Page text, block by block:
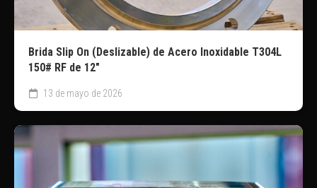
Brida Slip On (Deslizable) de Acero Inoxidable T304L
150# RF de 12″
13 de mayo de 2026